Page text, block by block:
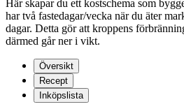
Här skapar du ett kostschema som
har två fastedagar/vecka när du äter
dagar. Detta gör att kroppens
därmed går ner i vikt.
Översikt
Recept
Inköpslista